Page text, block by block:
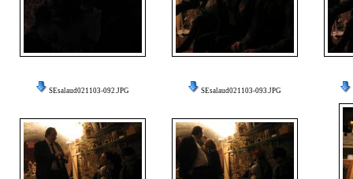
SEsalaud021103-092.JPG SEsalaud021103-093.JPG